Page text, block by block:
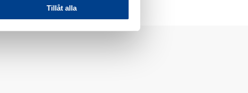
Tillåt alla